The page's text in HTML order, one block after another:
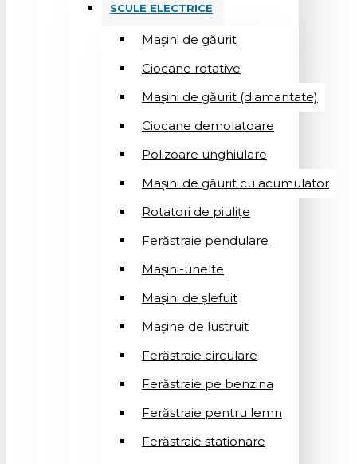
SCULE ELECTRICE
Mașini de găurit
Ciocane rotative
Mașini de găurit (diamantate)
Ciocane demolatoare
Polizoare unghiulare
Mașini de găurit cu acumulator
Rotatori de piuliţe
Ferăstraie pendulare
Mașini-unelte
Mașini de șlefuit
Mașinе de lustruit
Ferăstraie circulare
Ferăstraie pe benzina
Ferăstraie pentru lemn
Ferăstraie stationare